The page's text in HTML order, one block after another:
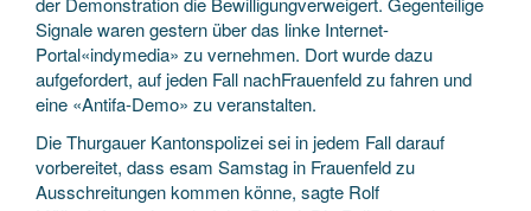
Signale waren gestern über das linke Internet-
Portal«indymedia» zu vernehmen. Dort wurde dazu
aufgefordert, auf jeden Fall nachFrauenfeld zu fahren und
eine «Antifa-Demo» zu veranstalten.
Die Thurgauer Kantonspolizei sei in jedem Fall darauf
vorbereitet, dass esam Samstag in Frauenfeld zu
Ausschreitungen kommen könne, sagte Rolf